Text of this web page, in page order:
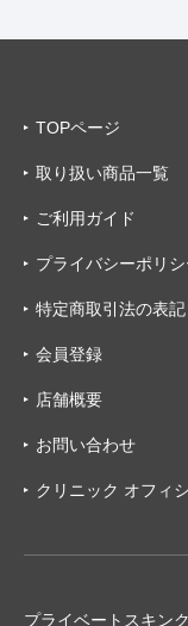
プライベートスキン
TOPページ
取り扱い商品一覧
ご利用ガイド
プライバシーポリシ
特定商取引法の表記
会員登録
店舗概要
お問い合わせ
クリニック オフィ